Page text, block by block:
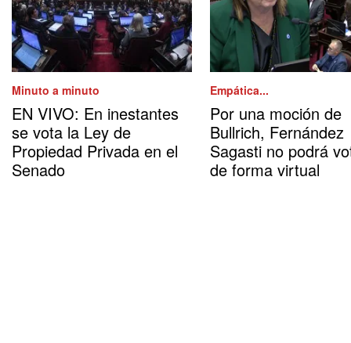
Minuto a minuto
EN VIVO: En inestantes
se vota la Ley de
Propiedad Privada en el
Senado
Empática...
Por una moción de
Bullrich, Fernández
Sagasti no podrá
de forma virtual